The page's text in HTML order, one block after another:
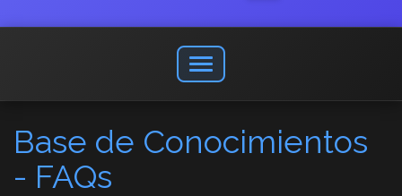
Abrir
o
menú
de
Base de Conocimientos
- FAQs